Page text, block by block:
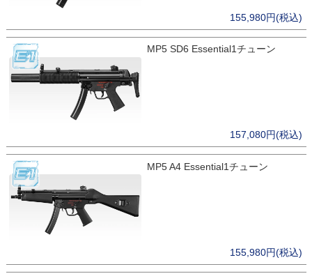
155,980円(税込)
MP5 SD6 Essential1チューン
157,080円(税込)
MP5 A4 Essential1チューン
155,980円(税込)